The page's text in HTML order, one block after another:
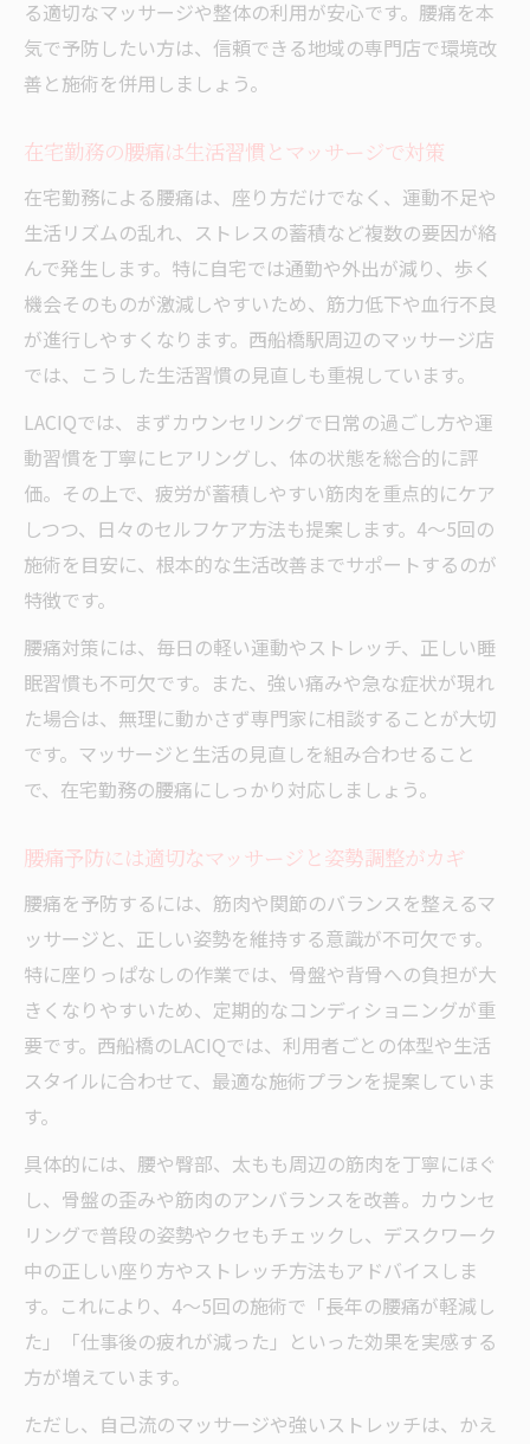
る適切なマッサージや整体の利用が安心です。腰痛を本
気で予防したい方は、信頼できる地域の専門店で環境改
善と施術を併用しましょう。
在宅勤務の腰痛は生活習慣とマッサージで対策
在宅勤務による腰痛は、座り方だけでなく、運動不足や
生活リズムの乱れ、ストレスの蓄積など複数の要因が絡
んで発生します。特に自宅では通勤や外出が減り、歩く
機会そのものが激減しやすいため、筋力低下や血行不良
が進行しやすくなります。西船橋駅周辺のマッサージ店
では、こうした生活習慣の見直しも重視しています。
LACIQでは、まずカウンセリングで日常の過ごし方や運
動習慣を丁寧にヒアリングし、体の状態を総合的に評
価。その上で、疲労が蓄積しやすい筋肉を重点的にケア
しつつ、日々のセルフケア方法も提案します。4～5回の
施術を目安に、根本的な生活改善までサポートするのが
特徴です。
腰痛対策には、毎日の軽い運動やストレッチ、正しい睡
眠習慣も不可欠です。また、強い痛みや急な症状が現れ
た場合は、無理に動かさず専門家に相談することが大切
です。マッサージと生活の見直しを組み合わせること
で、在宅勤務の腰痛にしっかり対応しましょう。
腰痛予防には適切なマッサージと姿勢調整がカギ
腰痛を予防するには、筋肉や関節のバランスを整えるマ
ッサージと、正しい姿勢を維持する意識が不可欠です。
特に座りっぱなしの作業では、骨盤や背骨への負担が大
きくなりやすいため、定期的なコンディショニングが重
要です。西船橋のLACIQでは、利用者ごとの体型や生活
スタイルに合わせて、最適な施術プランを提案していま
す。
具体的には、腰や臀部、太もも周辺の筋肉を丁寧にほぐ
し、骨盤の歪みや筋肉のアンバランスを改善。カウンセ
リングで普段の姿勢やクセもチェックし、デスクワーク
中の正しい座り方やストレッチ方法もアドバイスしま
す。これにより、4～5回の施術で「長年の腰痛が軽減し
た」「仕事後の疲れが減った」といった効果を実感する
方が増えています。
ただし、自己流のマッサージや強いストレッチは、かえ